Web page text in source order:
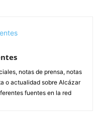
notas de prensa, notas
o actualidad sobre Alcázar
fuentes en la red